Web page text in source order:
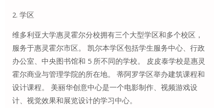
2. 学区
维多利亚大学惠灵霍尔分校拥有三个大型学区和多个校区，
服务于惠灵霍尔市区。 凯尔本学区包括学生服务中心、行政
办公室、中央图书馆和 5 所不同的学校。 皮皮泰学校是惠灵
霍尔商业与管理学院的所在地。 蒂阿罗学区举办建筑课程和
设计课程。 美丽华创意中心是一个电影制作、视频游戏设
计、视觉效果和展览设计的学习中心。